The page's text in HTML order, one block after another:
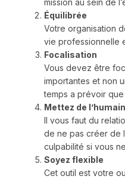
mission au sein de
Équilibrée
Votre organisation
vie professionnelle
Focalisation
Vous devez être
importantes et non
temps a prévoir
Mettez de l’humain
Il vous faut du
de ne pas créer de
culpabilité si vous
Soyez flexible
Cet outil est votre